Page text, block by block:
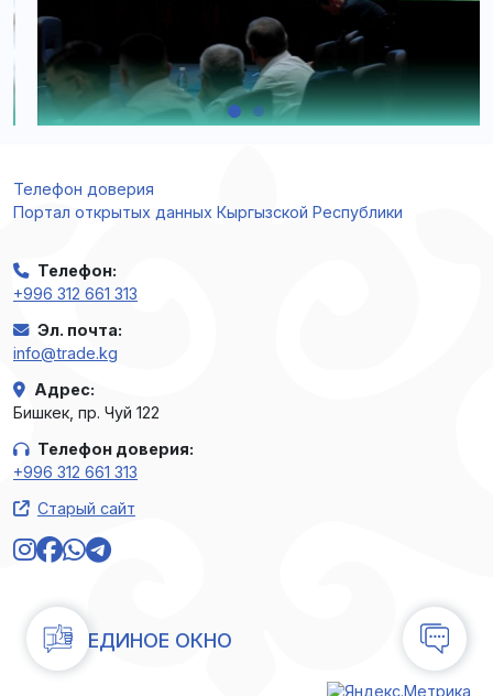
Телефон доверия
Портал открытых данных Кыргызской Республики
Телефон:
+996 312 661 313
Эл. почта:
info@trade.kg
Адрес:
Бишкек, пр. Чуй 122
Телефон доверия:
+996 312 661 313
Старый сайт
ЕДИНОЕ ОКНО